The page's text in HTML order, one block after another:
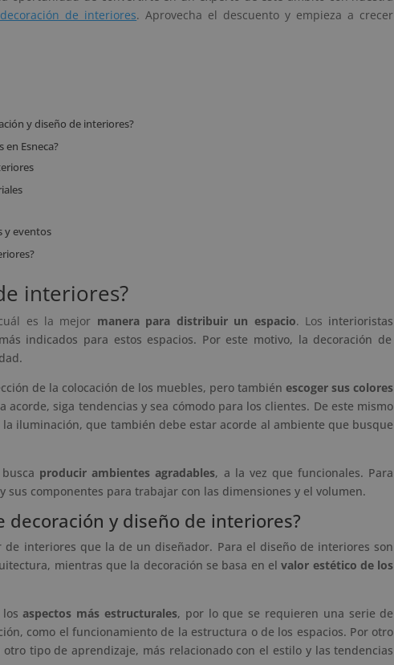
de interiores. Aprovecha el descuento y empieza a crecer
y diseño de interiores?
Esneca?
y eventos
interiores?
es la mejor manera para distribuir un espacio. Los interioristas
indicados para estos espacios. Por este motivo, la decoración de
de la colocación de los muebles, pero tambiénescoger sus colores
acorde, siga tendencias y sea cómodo para los clientes. De este mismo
iluminación, que también debe estar acorde al ambiente que busque
busca producir ambientes agradables, a la vez que funcionales. Para
sus componentes para trabajar con las dimensiones y el volumen.
decoración y diseño de interiores?
interiores que la de un diseñador. Para el diseño de interiores son
mientras que la decoración se basa en elvalor estético de los
aspectos más estructurales, por lo que se requieren una serie de
como el funcionamiento de la estructura o de los espacios. Por otro
tipo de aprendizaje, más relacionado con el estilo y las tendencias